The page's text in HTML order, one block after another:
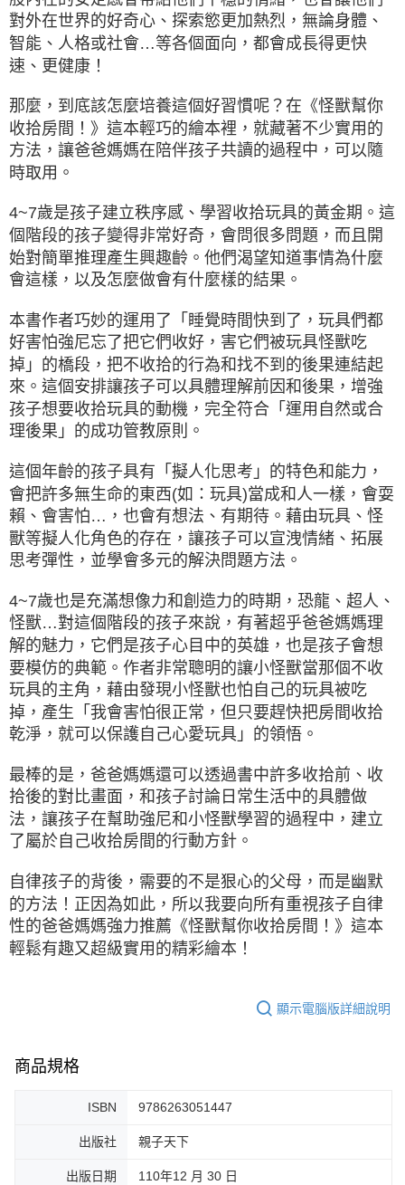
對外在世界的好奇心、探索慾更加熱烈，無論身體、
智能、人格或社會…等各個面向，都會成長得更快
速、更健康！
那麼，到底該怎麼培養這個好習慣呢？在《怪獸幫你
收拾房間！》這本輕巧的繪本裡，就藏著不少實用的
方法，讓爸爸媽媽在陪伴孩子共讀的過程中，可以隨
時取用。
4~7歲是孩子建立秩序感、學習收拾玩具的黃金期。這
個階段的孩子變得非常好奇，會問很多問題，而且開
始對簡單推理產生興趣齡。他們渴望知道事情為什麼
會這樣，以及怎麼做會有什麼樣的結果。
本書作者巧妙的運用了「睡覺時間快到了，玩具們都
好害怕強尼忘了把它們收好，害它們被玩具怪獸吃
掉」的橋段，把不收拾的行為和找不到的後果連結起
來。這個安排讓孩子可以具體理解前因和後果，增強
孩子想要收拾玩具的動機，完全符合「運用自然或合
理後果」的成功管教原則。
這個年齡的孩子具有「擬人化思考」的特色和能力，
會把許多無生命的東西(如：玩具)當成和人一樣，會耍
賴、會害怕…，也會有想法、有期待。藉由玩具、怪
獸等擬人化角色的存在，讓孩子可以宣洩情緒、拓展
思考彈性，並學會多元的解決問題方法。
4~7歲也是充滿想像力和創造力的時期，恐龍、超人、
怪獸…對這個階段的孩子來說，有著超乎爸爸媽媽理
解的魅力，它們是孩子心目中的英雄，也是孩子會想
要模仿的典範。作者非常聰明的讓小怪獸當那個不收
玩具的主角，藉由發現小怪獸也怕自己的玩具被吃
掉，產生「我會害怕很正常，但只要趕快把房間收拾
乾淨，就可以保護自己心愛玩具」的領悟。
最棒的是，爸爸媽媽還可以透過書中許多收拾前、收
拾後的對比畫面，和孩子討論日常生活中的具體做
法，讓孩子在幫助強尼和小怪獸學習的過程中，建立
了屬於自己收拾房間的行動方針。
自律孩子的背後，需要的不是狠心的父母，而是幽默
的方法！正因為如此，所以我要向所有重視孩子自律
性的爸爸媽媽強力推薦《怪獸幫你收拾房間！》這本
輕鬆有趣又超級實用的精彩繪本！
顯示電腦版詳細說明
商品規格
ISBN 9786263051447
出版社 親子天下
出版日期 110年12 月 30 日